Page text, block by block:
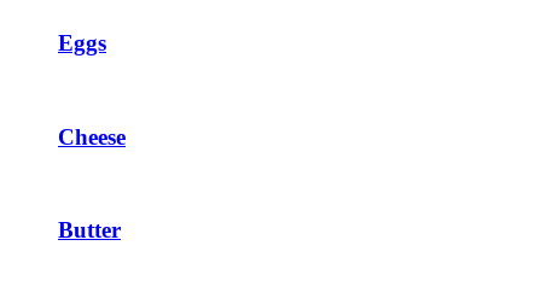
Eggs
Cheese
Butter